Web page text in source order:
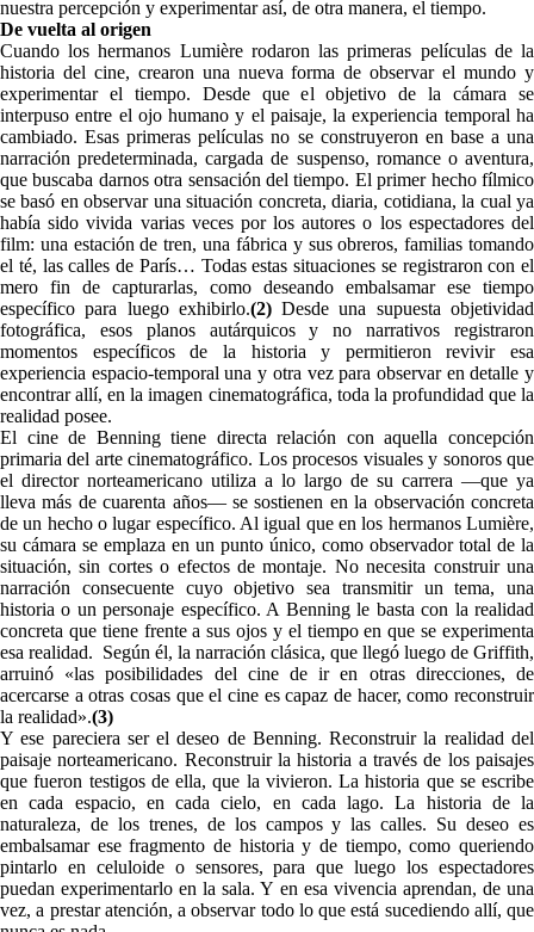
nuestra percepción y experimentar así, de otra manera, el tiempo.
De vuelta al origen
Cuando los hermanos Lumière rodaron las primeras películas de la
historia del cine, crearon una nueva forma de observar el mundo y
experimentar el tiempo. Desde que el objetivo de la cámara se
interpuso entre el ojo humano y el paisaje, la experiencia temporal ha
cambiado. Esas primeras películas no se construyeron en base a una
narración predeterminada, cargada de suspenso, romance o aventura,
que buscaba darnos otra sensación del tiempo. El primer hecho fílmico
se basó en observar una situación concreta, diaria, cotidiana, la cual ya
había sido vivida varias veces por los autores o los espectadores del
film: una estación de tren, una fábrica y sus obreros, familias tomando
el té, las calles de París… Todas estas situaciones se registraron con el
mero fin de capturarlas, como deseando embalsamar ese tiempo
específico para luego exhibirlo.(2)Desde una supuesta objetividad
fotográfica, esos planos autárquicos y no narrativos registraron
momentos específicos de la historia y permitieron revivir esa
experiencia espacio-temporal una y otra vez para observar en detalle y
encontrar allí, en la imagen cinematográfica, toda la profundidad que la
realidad posee.
El cine de Benning tiene directa relación con aquella concepción
primaria del arte cinematográfico. Los procesos visuales y sonoros que
el director norteamericano utiliza a lo largo de su carrera —que ya
lleva más de cuarenta años— se sostienen en la observación concreta
de un hecho o lugar específico. Al igual que en los hermanos Lumière,
su cámara se emplaza en un punto único, como observador total de la
situación, sin cortes o efectos de montaje. No necesita construir una
narración consecuente cuyo objetivo sea transmitir un tema, una
historia o un personaje específico. A Benning le basta con la realidad
concreta que tiene frente a sus ojos y el tiempo en que se experimenta
esa realidad. Según él, la narración clásica, que llegó luego de Griffith,
arruinó «las posibilidades del cine de ir en otras direcciones, de
acercarse a otras cosas que el cine es capaz de hacer, como reconstruir
la realidad».(3)
Y ese pareciera ser el deseo de Benning. Reconstruir la realidad del
paisaje norteamericano. Reconstruir la historia a través de los paisajes
que fueron testigos de ella, que la vivieron. La historia que se escribe
en cada espacio, en cada cielo, en cada lago. La historia de la
naturaleza, de los trenes, de los campos y las calles. Su deseo es
embalsamar ese fragmento de historia y de tiempo, como queriendo
pintarlo en celuloide o sensores, para que luego los espectadores
puedan experimentarlo en la sala. Y en esa vivencia aprendan, de una
vez, a prestar atención, a observar todo lo que está sucediendo allí, que